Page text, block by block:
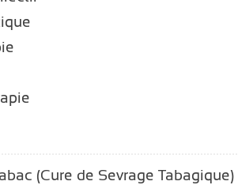
(Cure de Sevrage Tabagique)